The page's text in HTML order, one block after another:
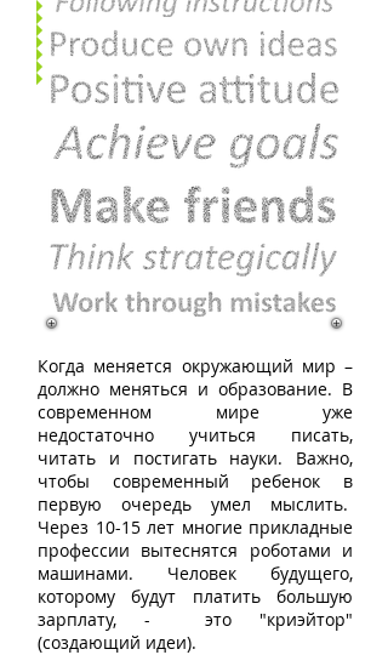
Когда меняется окружающий мир –
должно меняться и образование. В
современном мире уже
недостаточно учиться писать,
читать и постигать науки. Важно,
чтобы современный ребенок в
первую очередь умел мыслить.
Через 10-15 лет многие прикладные
профессии вытеснятся роботами и
машинами. Человек будущего,
которому будут платить большую
зарплату, - это "криэйтор"
(создающий идеи).